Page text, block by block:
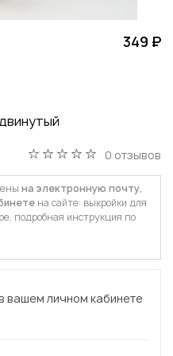
349 ₽
0 отзывов
на электронную почту,
на сайте: выкройки для
подробная инструкция по
вашем личном кабинете